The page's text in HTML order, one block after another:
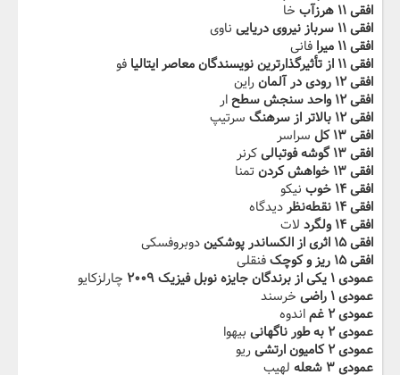
افقی ۱۱ هرزآب
خا
افقی ۱۱ سرباز نیروی دریایی
ناوی
افقی ۱۱ میرا
فانی
افقی ۱۱ از تأثیرگذارترین نویسندگان معاصر ایتالیا
فو
افقی ۱۲ رودی در آلمان
راین
افقی ۱۲ واحد سنجش سطح
ار
افقی ۱۲ بالاتر از سرهنگ
سرتیپ
افقی ۱۳ کل
سراسر
افقی ۱۳ گوشه فوتبالی
کرنر
افقی ۱۳ خواهش کردن
تمنا
افقی ۱۴ خوب
نیکو
افقی ۱۴ نقطه‌نظر
دیدگاه
افقی ۱۴ ولگرد
لات
افقی ۱۵ اثری از الکساندر پوشکین
دوبروفسکی
افقی ۱۵ ریز و کوچک
فنقلی
عمودی ۱ یکی از برندگان جایزه نوبل فیزیک ۲۰۰۹
چارلزکایو
عمودی ۱ راضی
خرسند
عمودی ۲ غم
اندوه
عمودی ۲ به طور ناگهانی
بیهوا
عمودی ۲ کامیون ارتشی
ریو
عمودی ۳ شعله
لهیب